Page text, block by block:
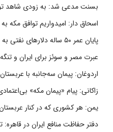
بسنت مدعی شد: به زودی شاهد
اسحاق دار: امیدواریم توافق مکه
پایان عمر ۵۰ ساله دلارهای نفتی به دست ایران
عبرت مصر و سوئز برای ایران و
اردوغان: پیمان سه‌جانبه با
زاکانی: پیام «پیمان مکه»
یمن: هر کشوری که در کنار
دفتر حفاظت منافع ایران در